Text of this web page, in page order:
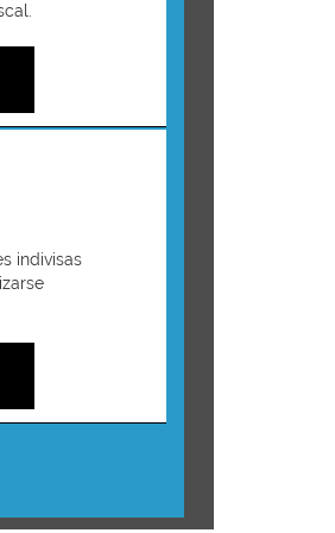
indivisas